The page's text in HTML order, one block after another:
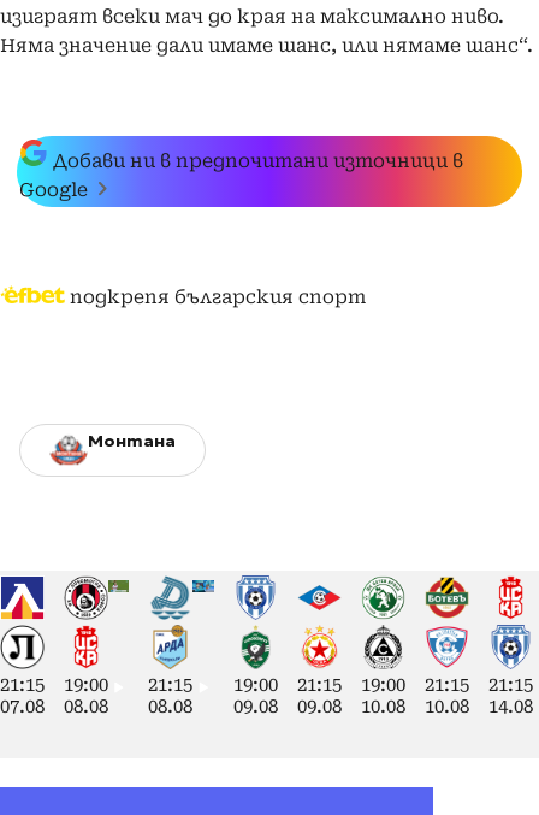
изиграят всеки мач до края на максимално ниво.
Няма значение дали имаме шанс, или нямаме шанс“.
Добави ни в предпочитани източници в
Google
подкрепя българския спорт
Монтана
21:15
07.08
19:00
08.08
21:15
08.08
19:00
09.08
21:15
09.08
19:00
10.08
21:15
10.08
21:15
14.08